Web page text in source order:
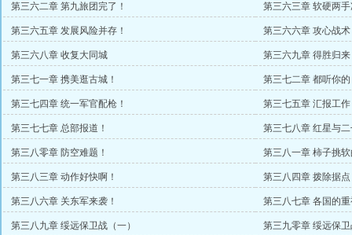
第三六二章 第九旅团完了！ 第三六三章 软硬两
第三六五章 发展风险并存！ 第三六六章 攻心战术
第三六八章 收复大同城 第三六九章 得胜归来
第三七一章 携美逛古城！ 第三七二章 都听你的
第三七四章 统一军官配枪！ 第三七五章 汇报工作
第三七七章 总部报道！ 第三七八章 红星与
第三八零章 防空难题！ 第三八一章 柿子挑
第三八三章 动作好快啊！ 第三八四章 拨除据点
第三八六章 关东军来袭！ 第三八七章 各国的
第三八九章 绥远保卫战（一） 第三九零章 绥远保